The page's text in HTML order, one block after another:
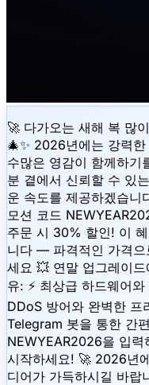
🚀 다가오는 새해 복 많
🎄✨ 2026년에는 강력
수많은 영감이 함께하기
분 곁에서 신뢰할 수 있
운 속도를 제공하겠습니
모션 코드
주문 시 30% 할인! 이
니다 — 파격적인 가격으
세요 💥 연말 업그레이
유: ⚡️ 최상급 하드웨어
DDoS 방어와 완벽한 프
Telegram 봇을 통한 간
NEWYEAR2026을 입
시작하세요! 🚀 2026년
디어가 가득하시길 바랍